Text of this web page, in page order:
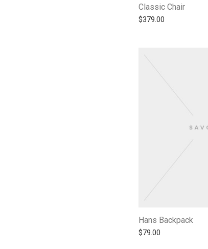
Classic Chair
$379.00
Hans Backpack
$79.00